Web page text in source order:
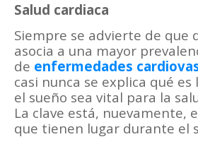
Salud cardiaca
Siempre se advierte de que
asocia a una mayor
de enfermedades
casi nunca se explica qué es
el sueño sea vital para la
La clave está, nuevamente,
que tienen lugar durante el